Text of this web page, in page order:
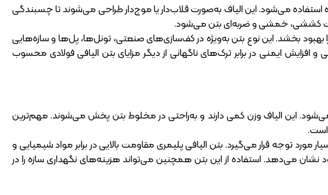
استفاده می‌شود. این الیاف به‌صورت قلاب‌دار یا موج‌دار طراحی می‌شوند تا چسبندگی
کششی، خمشی و ضربه‌ای بتن می‌شود.
را بهبود بخشد. این نوع بتن به‌ویژه در کف‌سازی‌های صنعتی، تونل‌ها، پل‌ها و سازه‌هایی
و افزایش ایمنی در برابر ترک‌های ناگهانی از دیگر مزایای بتن الیافی فولادی محسوب
می‌شود. این الیاف وزن کمی دارند و به‌راحتی در مخلوط بتن پخش می‌شوند. مهم‌ترین
توجه قرار می‌گیرد. بتن الیافی پلیمری مقاومت بالایی در برابر مواد شیمیایی و
می‌دهد. استفاده از این بتن همچنین می‌تواند هزینه‌های نگهداری سازه را در